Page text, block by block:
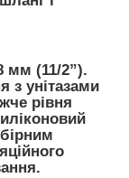
мм (11/2”).
з унітазами
рівня